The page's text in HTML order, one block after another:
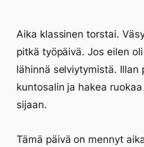
Aika klassinen torstai.
pitkä työpäivä. Jos eilen
lähinnä selviytymistä. Illan
kuntosalin ja hakea ruokaa
sijaan.
Tämä päivä on mennyt